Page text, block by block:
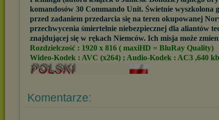
komandosów 30 Commando Unit. Świetnie wyszkolona
przed zadaniem przedarcia się na teren okupowanej
przechwycenia śmiertelnie niebezpiecznej dla aliantów
znajdującej się w rękach Niemców. Ich misja może
Rozdzielczość : 1920 x 816 ( maxiHD = BluRay Quality)
Wideo-Kodek : AVC (x264) ; Audio-Kodek : AC3 ,640
Komentarze: